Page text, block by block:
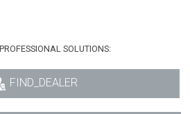
SOLUTIONS:
FIND_DEALER